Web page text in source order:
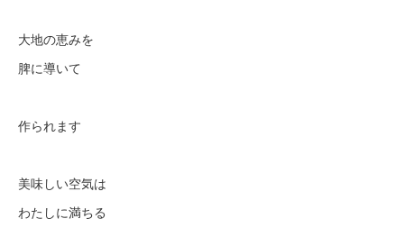
大地の恵みを
脾に導いて
作られます
美味しい空気は
わたしに満ちる